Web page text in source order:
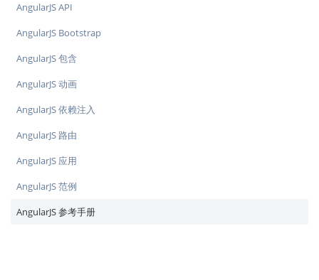
AngularJS API
AngularJS Bootstrap
AngularJS 包含
AngularJS 动画
AngularJS 依赖注入
AngularJS 路由
AngularJS 应用
AngularJS 范例
AngularJS 参考手册